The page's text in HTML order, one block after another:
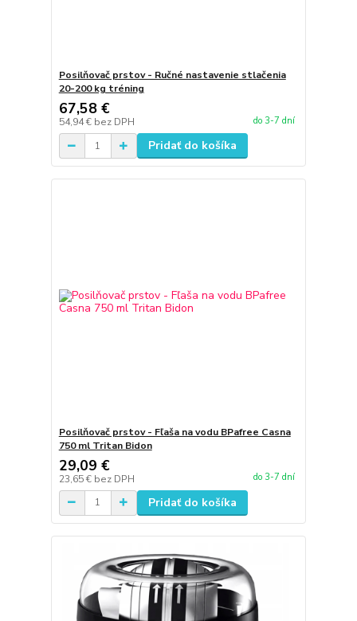
Posilňovač prstov - Ručné nastavenie stlačenia
20-200 kg tréning
67,58 €
54,94 € bez DPH do 3-7 dní
Pridať do košíka
Posilňovač prstov - Fľaša na vodu BPafree Casna
750 ml Tritan Bidon
29,09 €
23,65 € bez DPH do 3-7 dní
Pridať do košíka